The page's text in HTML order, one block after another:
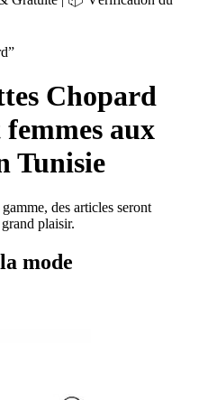
Chopard
aux
Tunisie
des articles seront
plaisir.
mode